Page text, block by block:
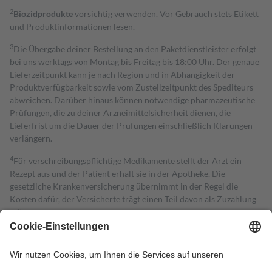
2Biozidproduktevorsichtig verwenden. Vor Gebrauch stets Etikett
und Produktinformationen lesen.
3Die Übergabe deiner Bestellung an den Paketdienstleister erfolgt
bei uns werktags von Montag bis Freitag bis 18:00 Uhr. Der genaue
Lieferzeitpunkt kann je nach Region und in Abhängigkeit der
Produktverfügbarkeit sowie vom Zustellzeitpunkt des Spediteurs
abweichen. Darüber hinaus können notwendige pharmazeutische
Prüfungen, die zu deiner Arzneimittelsicherheit dienen, die
Lieferfrist um die Dauer der Prüfungen einschließlich Klärungen
verlängern.
4Für verschreibungspflichtige Medikamente stellt der Arzt ein
Rezept aus und der Patient erhält sie in der Apotheke. Die
gesetzliche Krankenversicherung übernimmt in der Regel die
Kosten dafür, der Versicherte trägt einen Teil davon als Zuzahlung
mit.
Grundsätzlich leisten Mitglieder Zuzahlungen in Höhe von zehn
höchstens zehn Euro.
Es sind jedoch nie mehr als die tatsächlichen